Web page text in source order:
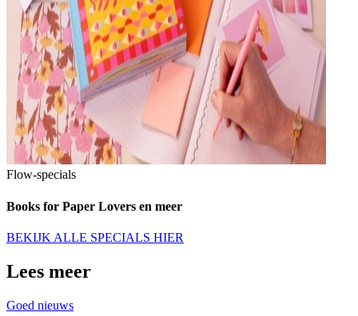
Flow-specials
Books for Paper Lovers en meer
BEKIJK ALLE SPECIALS HIER
Lees meer
Goed nieuws